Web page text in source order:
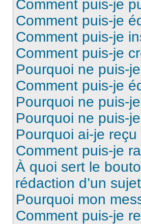
Comment puis-je
Comment puis-je
Comment puis-je
Comment puis-je
Pourquoi ne puis-
Comment puis-je
Pourquoi ne puis-
Pourquoi ne puis-
Pourquoi ai-je
Comment puis-je
À quoi sert le
rédaction d’un
Pourquoi mon
Comment puis-je